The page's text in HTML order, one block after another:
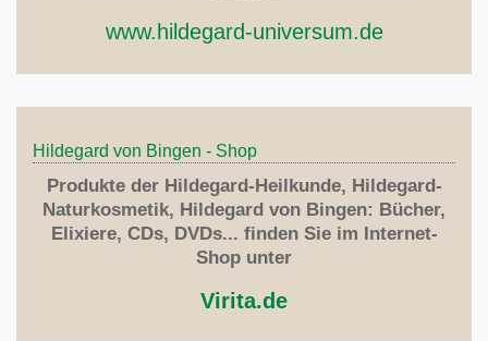
www.hildegard-universum.de
Hildegard von Bingen - Shop
Produkte der Hildegard-Heilkunde, Hildegard-
Naturkosmetik, Hildegard von Bingen: Bücher,
Elixiere, CDs, DVDs... finden Sie im Internet-
Shop unter
Virita.de